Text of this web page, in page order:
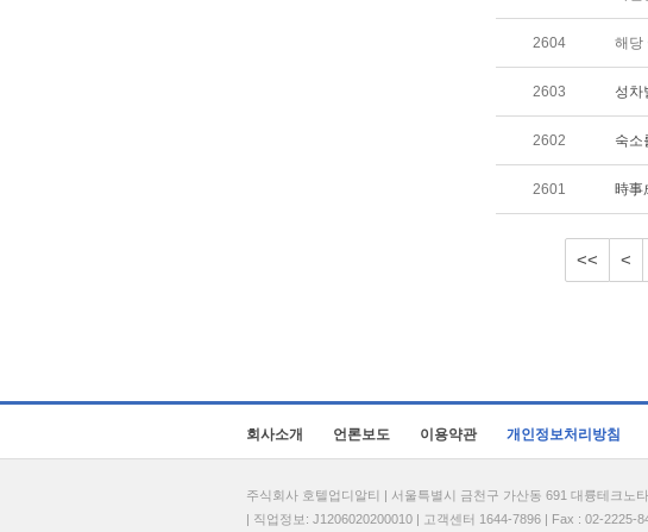
2604 해당
2603 성차
2602 숙소
2601 時事
<< <
회사소개 언론보도 이용약관 개인정보처리방침
주식회사 호텔업디알티 | 서울특별시 금천구 가산동 691 대륭테크노
| 직업정보: J1206020200010 | 고객센터 1644-7896 | Fax : 02-2225-